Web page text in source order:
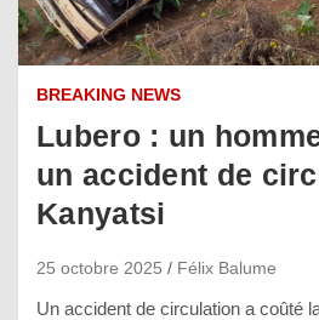
BREAKING NEWS
Lubero : un
un accident de
Kanyatsi
25 octobre 2025 Félix Balume
Un accident de circulation a coûté